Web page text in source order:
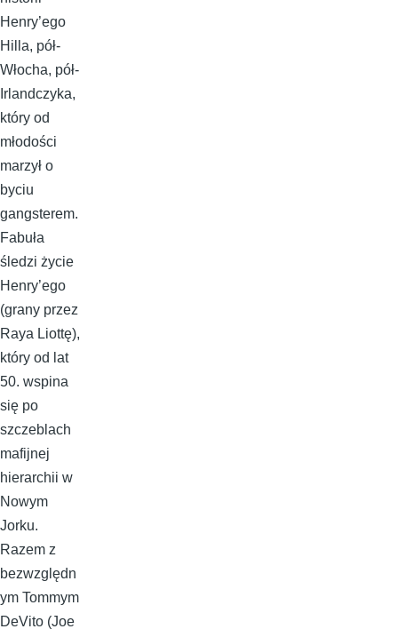
Henry’ego
Hilla, pół-
Włocha, pół-
Irlandczyka,
który od
młodości
marzył o
byciu
gangsterem.
Fabuła
śledzi życie
Henry’ego
(grany przez
Raya Liottę),
który od lat
50. wspina
się po
szczeblach
mafijnej
hierarchii w
Nowym
Jorku.
Razem z
bezwzględn
ym Tommym
DeVito (Joe